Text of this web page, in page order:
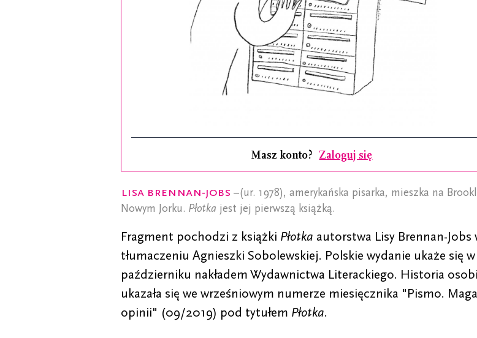
Masz konto? Zaloguj się
Lisa Brennan-Jobs –(ur. 1978), amerykańska pisarka, mieszka na
Nowym Jorku. Płotka jest jej pierwszą książką.
Fragment pochodzi z książki Płotka autorstwa Lisy Brennan-Jobs
tłumaczeniu Agnieszki Sobolewskiej. Polskie wydanie ukaże się w
październiku nakładem Wydawnictwa Literackiego. Historia
ukazała się we wrześniowym numerze miesięcznika "Pismo.
opinii" (09/2019) pod tytułem Płotka.